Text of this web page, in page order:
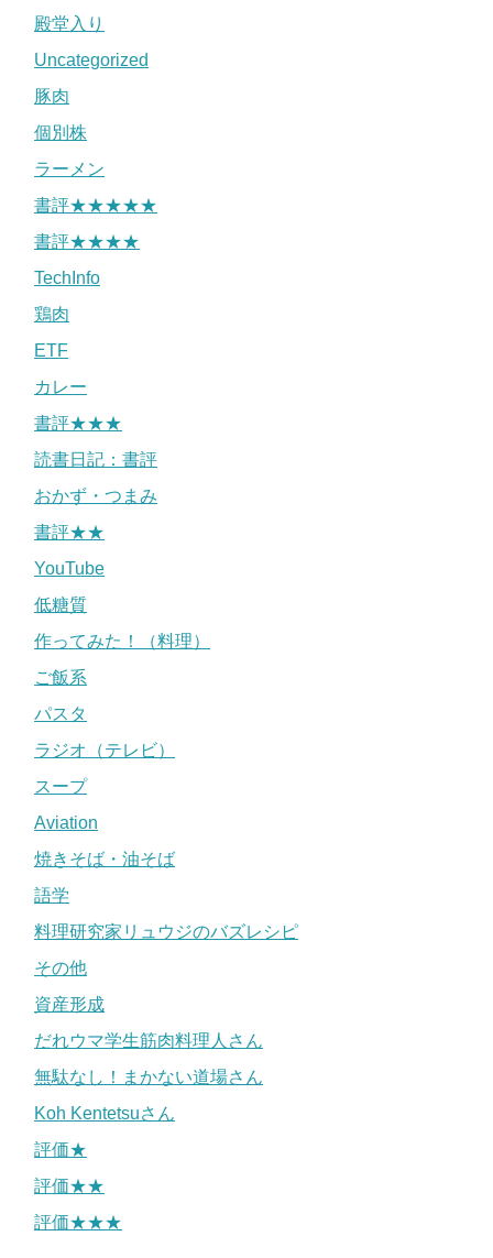
殿堂入り
Uncategorized
豚肉
個別株
ラーメン
書評★★★★★
書評★★★★
TechInfo
鶏肉
ETF
カレー
書評★★★
読書日記：書評
おかず・つまみ
書評★★
YouTube
低糖質
作ってみた！（料理）
ご飯系
パスタ
ラジオ（テレビ）
スープ
Aviation
焼きそば・油そば
語学
料理研究家リュウジのバズレシピ
その他
資産形成
だれウマ学生筋肉料理人さん
無駄なし！まかない道場さん
Koh Kentetsuさん
評価★
評価★★
評価★★★